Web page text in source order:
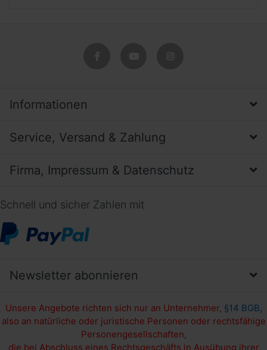
Informationen
Service, Versand & Zahlung
Firma, Impressum & Datenschutz
Schnell und sicher Zahlen mit
Newsletter abonnieren
Unsere Angebote richten sich nur an Unternehmer, §14 BGB,
also an natürliche oder juristische Personen oder rechtsfähige
Personengesellschaften,
die bei Abschluss eines Rechtsgeschäfts in Ausübung ihrer